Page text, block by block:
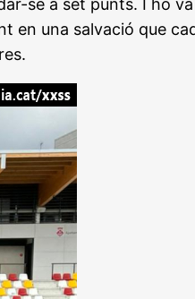
se a set punts. I ho va
en una salvació que